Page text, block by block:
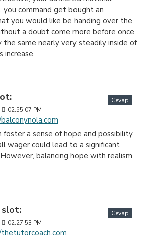
you command get bought an
you would like be handing over the
a doubt come more before once
the same nearly very steadily inside of
increase.
02:55:07 PM
Cevap
foster a sense of hope and possibility.
wager could lead to a significant
balancing hope with realism
slot:
02:27:53 PM
Cevap